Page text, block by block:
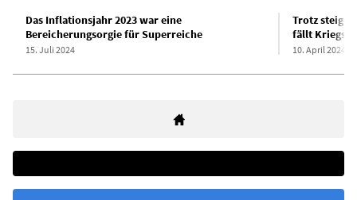
Das Inflationsjahr 2023 war eine
Bereicherungsorgie für Superreiche
15. Juli 2024
Trotz
fällt
10. April 2024